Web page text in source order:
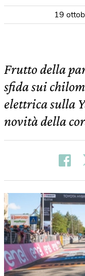
19
Frutto della
sfida sui
elettrica sulla
novità della